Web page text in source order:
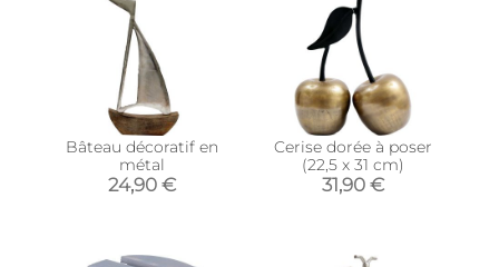
Bâteau décoratif en
métal
24,90 €
Cerise dorée à poser
(22,5 x 31 cm)
31,90 €